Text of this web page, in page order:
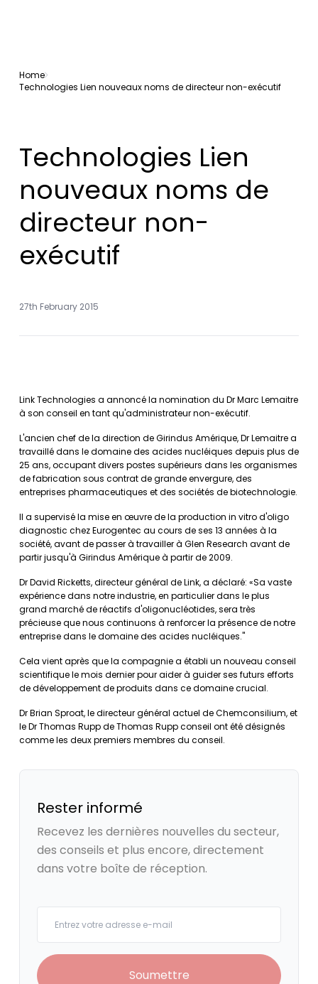
Home
Technologies Lien nouveaux noms de directeur non-exécutif
Technologies Lien
nouveaux noms de
directeur non-
exécutif
27th February 2015
Link Technologies a annoncé la nomination du Dr Marc Lemaitre
à son conseil en tant qu'administrateur non-exécutif.
L'ancien chef de la direction de Girindus Amérique, Dr Lemaitre a
travaillé dans le domaine des acides nucléiques depuis plus de
25 ans, occupant divers postes supérieurs dans les organismes
de fabrication sous contrat de grande envergure, des
entreprises pharmaceutiques et des sociétés de biotechnologie.
Il a supervisé la mise en œuvre de la production in vitro d'oligo
diagnostic chez Eurogentec au cours de ses 13 années à la
société, avant de passer à travailler à Glen Research avant de
partir jusqu'à Girindus Amérique à partir de 2009.
Dr David Ricketts, directeur général de Link, a déclaré: «Sa vaste
expérience dans notre industrie, en particulier dans le plus
grand marché de réactifs d'oligonucléotides, sera très
précieuse que nous continuons à renforcer la présence de notre
entreprise dans le domaine des acides nucléiques."
Cela vient après que la compagnie a établi un nouveau conseil
scientifique le mois dernier pour aider à guider ses futurs efforts
de développement de produits dans ce domaine crucial.
Dr Brian Sproat, le directeur général actuel de Chemconsilium, et
le Dr Thomas Rupp de Thomas Rupp conseil ont été désignés
comme les deux premiers membres du conseil.
Rester informé
Recevez les dernières nouvelles du secteur,
des conseils et plus encore, directement
dans votre boîte de réception.
Soumettre